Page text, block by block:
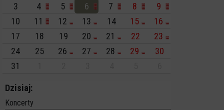
3
4 5 6 7 8
9
10
11 12 13 14 15
16
17
18 19 20 21 22
23
24
25 26 27 28 29
30
31
Dzisiaj:
Koncerty